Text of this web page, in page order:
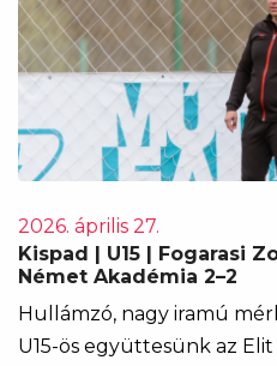
2026. április 27.
Kispad | U15 | Fogarasi
Német Akadémia 2–2
Hullámzó, nagy iramú
U15-ös együttesünk az Elit